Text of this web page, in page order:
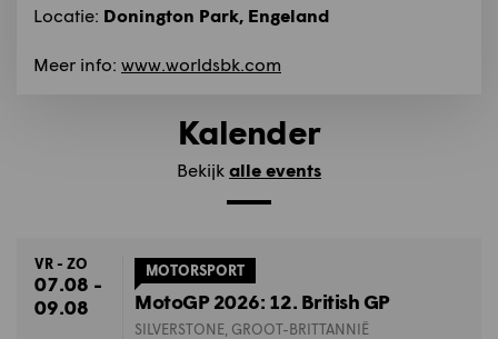
Locatie: Donington Park, Engeland
Meer info: www.worldsbk.com
Kalender
Bekijk alle events
VR - ZO
07.08 -
09.08
MOTORSPORT
MotoGP 2026: 12. British GP
SILVERSTONE, GROOT-BRITTANNIË